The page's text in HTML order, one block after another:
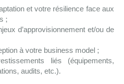
et votre résilience face aux
;
d’approvisionnement et/ou de
à votre business model ;
liés (équipements,
audits, etc.).